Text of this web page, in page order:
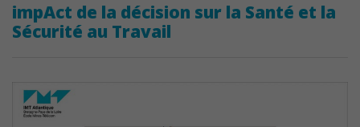
impAct de la décision sur la Santé et la
Sécurité au Travail